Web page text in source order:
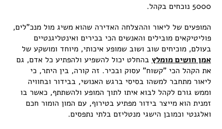
5000 נוכחים בקהל.
המופעים של ליאור וההצלחה האדירה שהוא משיג מול מנכ"לים,
פוליטיקאים מובילים והאנשים הכי בכירים ואינטליגנטיים
בעולם, מוכיחים שוב ושוב שמופע איכותי, מיוחד ומושקע של
אמן חושים מומלץ בהחלט יכול להשפיע ולהפתיע כל אדם, גם
את הקהל הכי "קשוח" עסוק ובכיר. זה קורה, בין היתר, כי
ליאור מתחבר למשהו בסיסי ברגש האנושי, בבידור ובחוויה
וממש גורם לקהל לבוא איתו לתוך המופע ולהשתתף, כאשר בו
זמנית הוא מייצר בידור מפתיע בטירוף, עם המון הומור חכם
ואלגנטי וכמובן הישגי מנטליזם בלתי נתפסים.